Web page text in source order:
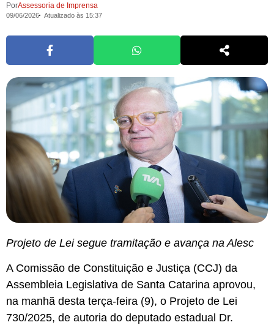
PorAssessoria de Imprensa
09/06/2026 Atualizado às 15:37
Projeto de Lei segue tramitação e avança na Alesc
A Comissão de Constituição e Justiça (CCJ) da
Assembleia Legislativa de Santa Catarina aprovou,
na manhã desta terça-feira (9), o Projeto de Lei
730/2025, de autoria do deputado estadual Dr.